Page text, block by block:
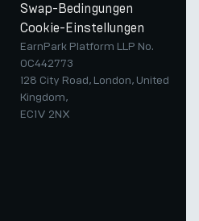
Swap-Bedingungen
Cookie-Einstellungen
EarnPark Platform LLP No.
OC442773
128 City Road, London, United
Kingdom,
EC1V 2NX